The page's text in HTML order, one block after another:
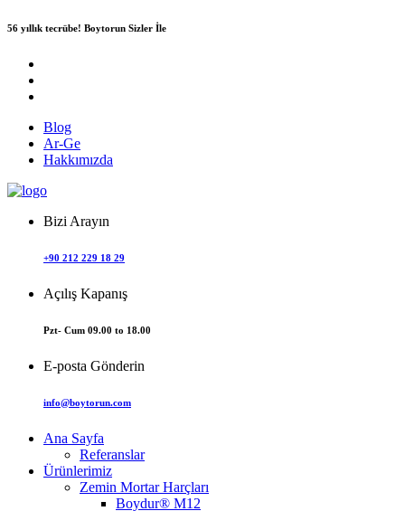
56 yıllık tecrübe! Boytorun Sizler İle
Blog
Ar-Ge
Hakkımızda
Bizi Arayın
+90 212 229 18 29
Açılış Kapanış
Pzt- Cum 09.00 to 18.00
E-posta Gönderin
info@boytorun.com
Ana Sayfa
Referanslar
Ürünlerimiz
Zemin Mortar Harçları
Boydur® M12